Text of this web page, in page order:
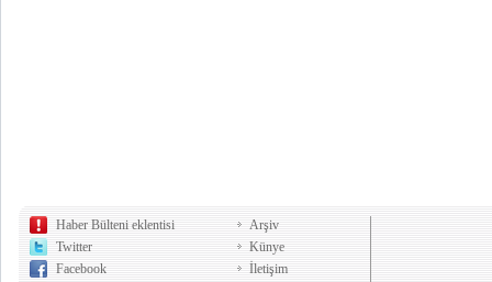
Haber Bülteni eklentisi
Twitter
Facebook
Arşiv
Künye
İletişim